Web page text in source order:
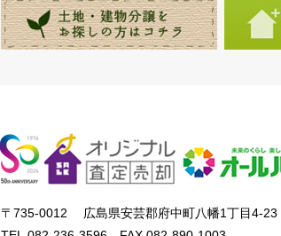
〒735-0012 広島県安芸郡府中町八幡1丁目4-23